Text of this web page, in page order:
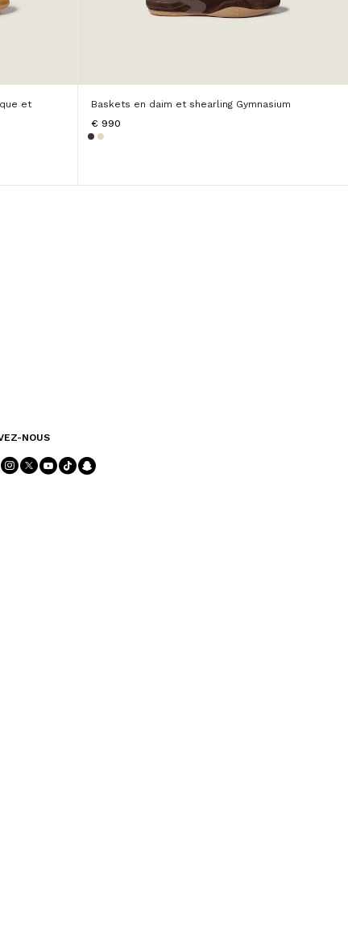
et
Baskets en daim et shearling Gymnasium
€ 990
NOUS
Suivez-nous facebook
Suivez-nous instagram
Suivez-nous twitter
Suivez-nous youtube
Suivez-nous tiktok